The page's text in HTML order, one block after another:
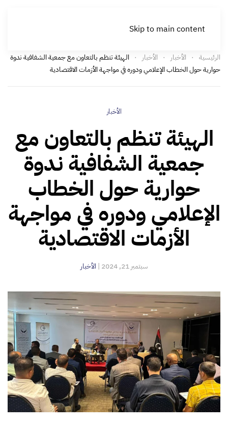
Skip to main content
الرئيسية الأخبار الأخبار
الهيئة تنظم بالتعاون مع جمعية الشفافية ندوة
حوارية حول الخطاب الإعلامي ودوره في مواجهة الأزمات الاقتصادية
الأخبار
الهيئة تنظم بالتعاون مع
جمعية الشفافية ندوة
حوارية حول الخطاب
الإعلامي ودوره في مواجهة
الأزمات الاقتصادية
سبتمبر 21, 2024 | الأخبار